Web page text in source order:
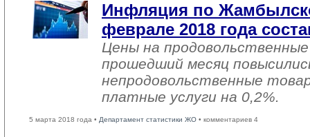
Инфляция по
феврале 2018 года
Цены на
прошедший месяц
непродовольственные
платные услуги на 0,2%.
5 марта 2018 года • Департамент статистики ЖО • комментариев 4